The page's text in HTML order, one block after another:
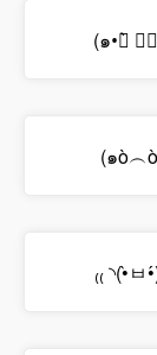
(๑•॒̀
(๑
₍₍ ◝(•̀ㅂ